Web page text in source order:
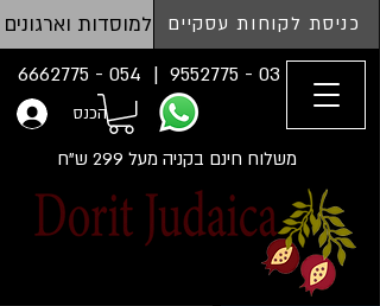
כניסת לקוחות עסקיים למוסדות וארגונים
03 - 9552775 |
הכנס
משלוח חינם בקניה מעל 299 ש"ח